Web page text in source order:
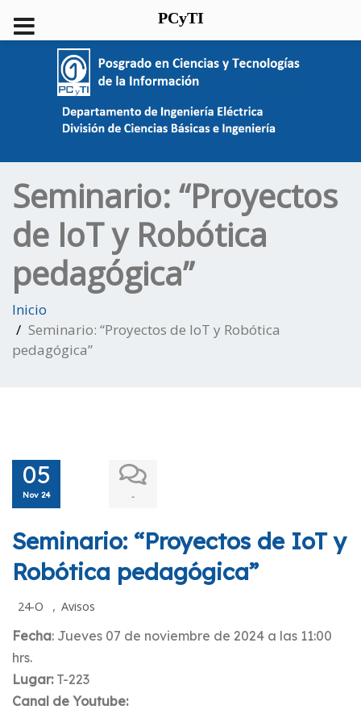
Seminario: “Proyectos
de IoT y Robótica
pedagógica”
Inicio
Seminario: “Proyectos de IoT y Robótica
pedagógica”
05
Nov 24 -
Seminario: “Proyectos de IoT y
Robótica pedagógica”
24-O , Avisos
Fecha: Jueves 07 de noviembre de 2024 a las 11:00
hrs.
Lugar: T-223
Canal de Youtube:
PCyTI